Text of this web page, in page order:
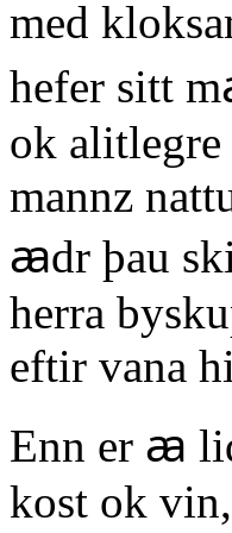
med
hefer sitt
ok
mannz
ꜳdr þau
herra
eftir vana
Enn er ꜳ
kost ok